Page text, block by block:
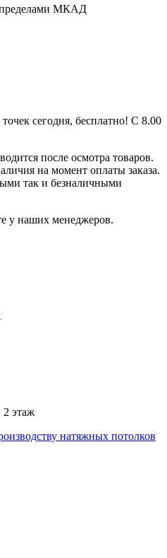
пределами МКАД
сегодня, бесплатно! С 8.00
после осмотра товаров.
на момент оплаты заказа.
так и безналичными
у наших менеджеров.
этаж